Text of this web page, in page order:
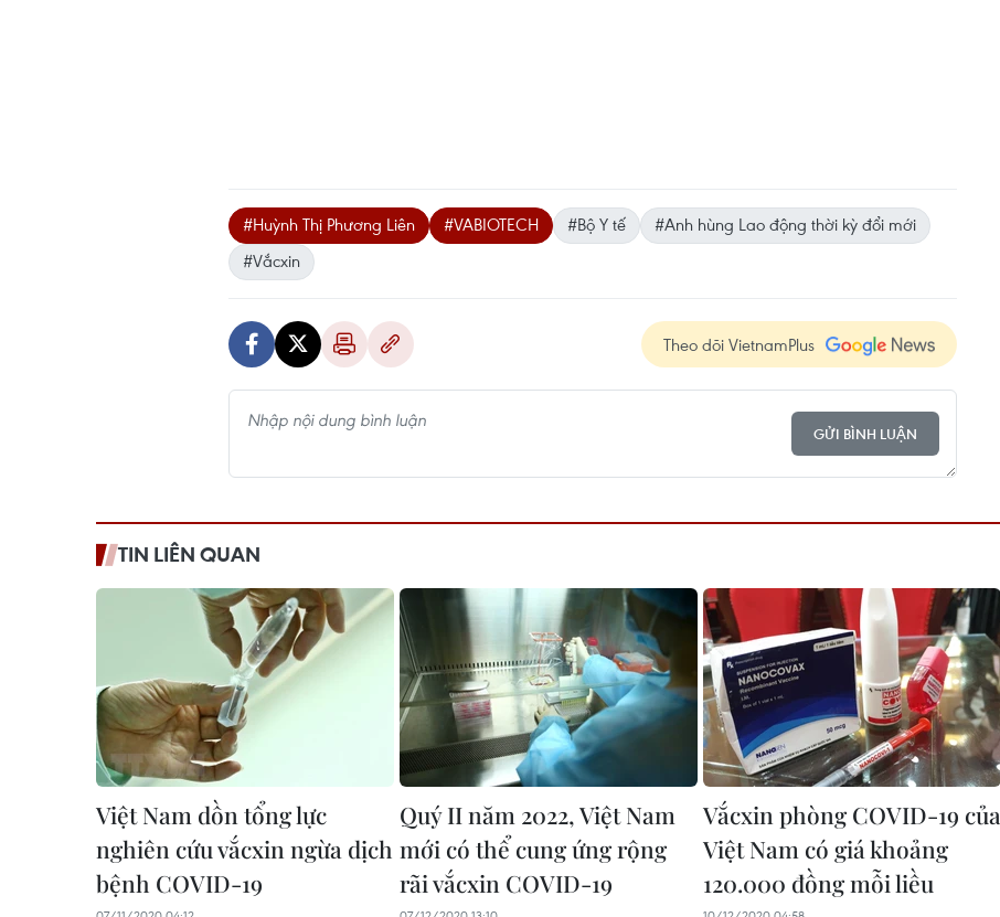
#Huỳnh Thị Phương Liên #VABIOTECH #Bộ Y tế
#Anh hùng Lao động thời kỳ đổi mới
#Vắcxin
Theo dõi VietnamPlus
GỬI BÌNH LUẬN
TIN LIÊN QUAN
Việt Nam dồn tổng lực
nghiên cứu vắcxin ngừa dịch
bệnh COVID-19
Quý II năm 2022, Việt Nam
mới có thể cung ứng rộng
rãi vắcxin COVID-19
Vắcxin phòng COVID-19 của
Việt Nam có giá khoảng
120.000 đồng mỗi liều